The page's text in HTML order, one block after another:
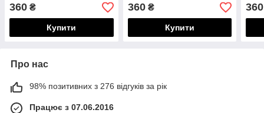
коробочка 218076
360 ₴
Купити
блакитна коробочка
218077
360₴
Купити
360
Про нас
98% позитивних з 276 відгуків за рік
Працює з 07.06.2016